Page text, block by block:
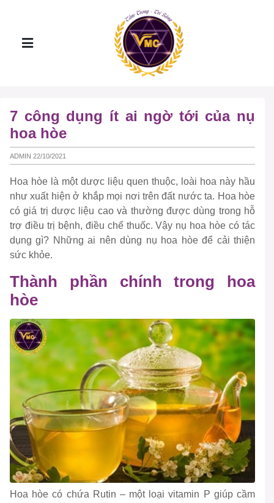
7 công dụng ít ai ngờ tới của nụ
hoa hòe
ADMIN 22/10/2021
Hoa hòe là một dược liệu quen thuộc, loài hoa này hầu
như xuất hiện ở khắp mọi nơi trên đất nước ta. Hoa hòe
có giá trị dược liệu cao và thường được dùng trong hỗ
trợ điều trị bệnh, điều chế thuốc. Vậy nụ hoa hòe có tác
dụng gì? Những ai nên dùng nụ hoa hòe để cải thiện
sức khỏe.
Thành phần chính trong hoa
hòe
Hoa hòe có chứa Rutin – một loại vitamin P giúp cầm